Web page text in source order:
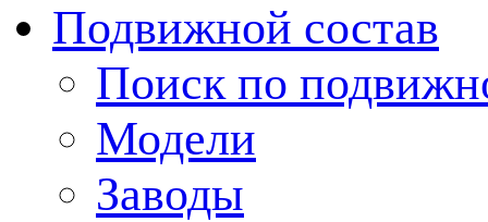
Подвижной состав
Поиск по
Модели
Заводы